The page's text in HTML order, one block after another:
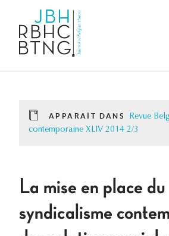
APPARAÎT DANS
Revue
contemporaine XLIV 2014 2/3
La mise en place du
syndicalisme